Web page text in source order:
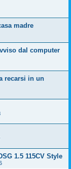
madre
dal computer
recarsi in un
1.5 115CV Style